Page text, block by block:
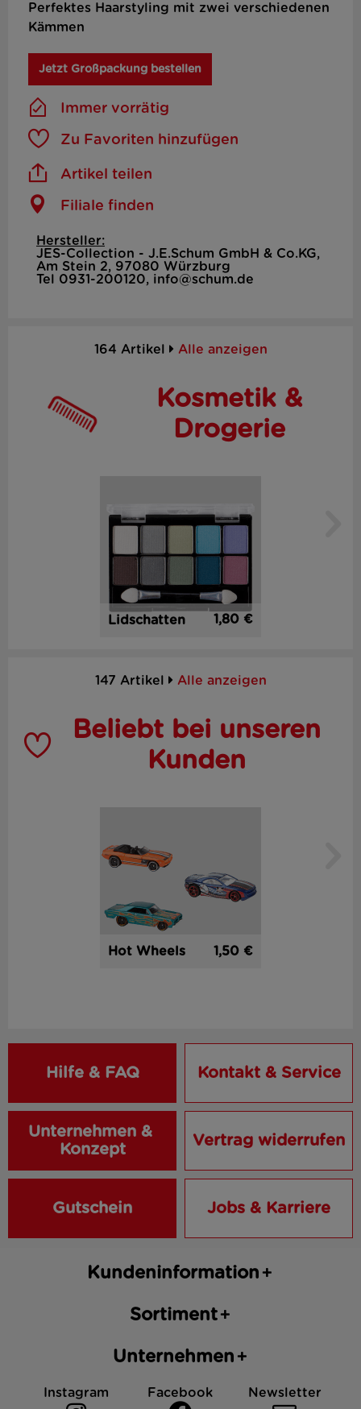
Perfektes Haarstyling mit zwei verschiedenen
Kämmen
Jetzt Großpackung bestellen
Immer vorrätig
Zu Favoriten hinzufügen
Artikel teilen
Filiale finden
Hersteller:
JES-Collection - J.E.Schum GmbH & Co.KG,
Am Stein 2, 97080 Würzburg
Tel 0931-200120, info@schum.de
164 Artikel Alle anzeigen
Kosmetik &
Drogerie
Lidschatten 1,80 €
147 Artikel Alle anzeigen
Beliebt bei unseren
Kunden
Hot Wheels 1,50 €
Hilfe & FAQ Kontakt & Service
Unternehmen &
Konzept
Vertrag widerrufen
Gutschein Jobs & Karriere
Kundeninformation
Sortiment
Unternehmen
Instagram Facebook Newsletter